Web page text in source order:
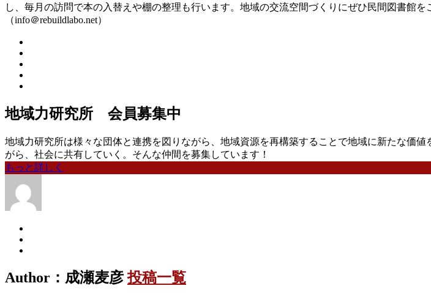
し、毎月の訪問で本の入替えや棚の整理も行います。地域の交流空間づくりにぜひ民間図書館を
（info＠rebuildlabo.net）
地域力研究所 会員募集中
地域力研究所は様々な団体と連携を図りながら、地域資源を再構築することで地域に新たな
がら、社会に共有していく。そんな仲間を募集しています！
もっと詳しく
Author：成瀬麦彦投稿一覧